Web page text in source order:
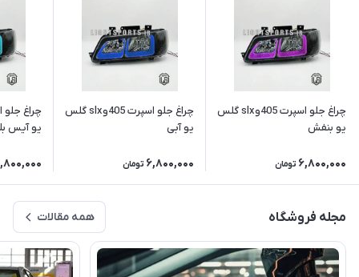
چراغ جلو اسپرت 405وslx گلس
یو بنفش
6,800,000 تومان
چراغ جلو اسپرت 405وslx گلس
یو آبی
6,800,000 تومان
یو آیس
مجله فروشگاه همه مقالات